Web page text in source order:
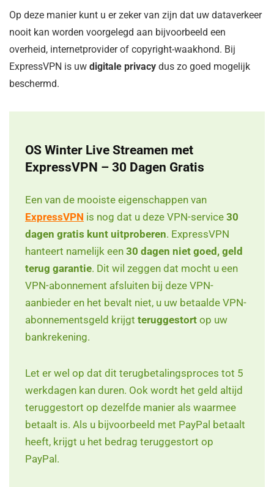
Op deze manier kunt u er zeker van zijn dat uw dataverkeer
nooit kan worden voorgelegd aan bijvoorbeeld een
overheid, internetprovider of copyright-waakhond. Bij
ExpressVPN is uw digitale privacy dus zo goed mogelijk
beschermd.
OS Winter Live Streamen met
ExpressVPN – 30 Dagen Gratis
Een van de mooiste eigenschappen van
ExpressVPN is nog dat u deze VPN-service 30
dagen gratis kunt uitproberen. ExpressVPN
hanteert namelijk een 30 dagen niet goed, geld
terug garantie. Dit wil zeggen dat mocht u een
VPN-abonnement afsluiten bij deze VPN-
aanbieder en het bevalt niet, u uw betaalde VPN-
abonnementsgeld krijgt teruggestort op uw
bankrekening.
Let er wel op dat dit terugbetalingsproces tot 5
werkdagen kan duren. Ook wordt het geld altijd
teruggestort op dezelfde manier als waarmee
betaalt is. Als u bijvoorbeeld met PayPal betaalt
heeft, krijgt u het bedrag teruggestort op
PayPal.